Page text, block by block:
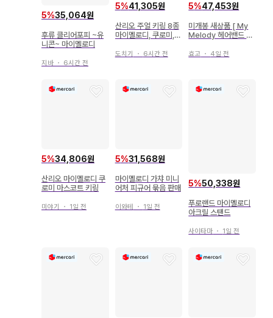
5%35,064원
후류 클리어포피 ~유
니콘~ 마이멜로디
지바 ・ 6시간 전
5%41,305원
산리오 주얼 키링 8종
마이멜로디, 쿠로미,
도치기 ・ 6시간 전
5%47,453원
미개봉 새상품 [ My
Melody 헤어밴드 마
드 ]
효고 ・ 4일 전
5%34,806원
산리오 마이멜로디 쿠
로미 마스코트 키링
미야기 ・ 1일 전
5%31,568원
마이멜로디 가챠 미니
어처 피규어 묶음 판매
이와테 ・ 1일 전
5%50,338원
푸로랜드 마이멜로디
아크릴 스탠드
사이타마 ・ 1일 전